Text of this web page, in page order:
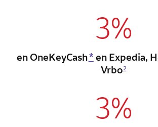
3%
en OneKeyCash* en Expedia,
Vrbo2
3%